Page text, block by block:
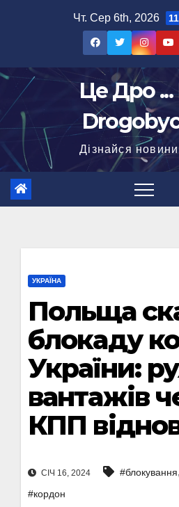
Чт. Сер 6th, 2026
Це Дро ...
Дізнайся
УКРАЇНА
Польща
блокаду
України:
вантажів
КПП
СІЧ 16, 2024 #блокування,
#кордон